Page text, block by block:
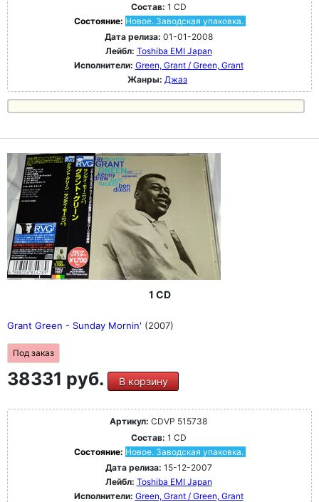
Состав: 1 CD
Состояние: Новое. Заводская упаковка.
Дата релиза: 01-01-2008
Лейбл: Toshiba EMI Japan
Исполнители: Green, Grant / Green, Grant
Жанры: Джаз
1 CD
Grant Green - Sunday Mornin' (2007)
Под заказ
38331 руб. В корзину
Артикул: CDVP 515738
Состав: 1 CD
Состояние: Новое. Заводская упаковка.
Дата релиза: 15-12-2007
Лейбл: Toshiba EMI Japan
Исполнители: Green, Grant / Green, Grant